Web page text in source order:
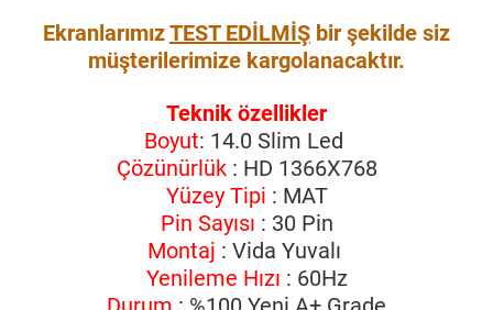
EkranlarımızTEST EDİLMİŞ bir şekilde siz
müşterilerimize kargolanacaktır.
Teknik özellikler
Boyut: 14.0 Slim Led
Çözünürlük: HD 1366X768
Yüzey Tipi : MAT
Pin Sayısı : 30 Pin
Montaj : Vida Yuvalı
Yenileme Hızı : 60Hz